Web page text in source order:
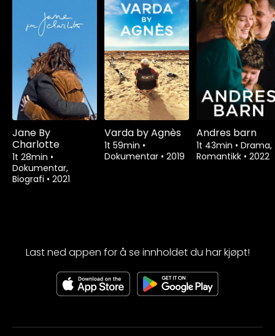
Jane By
Charlotte
1t 28min •
Dokumentar,
Biografi • 2021
Varda by Agnès
1t 59min •
Dokumentar • 2019
Andres barn
1t 43min • Drama,
Romantikk • 2022
Last ned appen for å se innholdet du har kjøpt!